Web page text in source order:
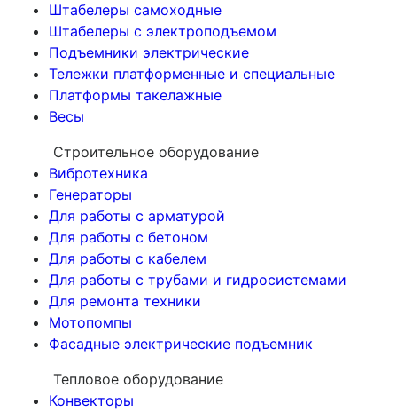
Штабелеры самоходные
Штабелеры с электроподъемом
Подъемники электрические
Тележки платформенные и специальные
Платформы такелажные
Весы
Строительное оборудование
Вибротехника
Генераторы
Для работы с арматурой
Для работы с бетоном
Для работы с кабелем
Для работы с трубами и гидросистемами
Для ремонта техники
Мотопомпы
Фасадные электрические подъемник
Тепловое оборудование
Конвекторы